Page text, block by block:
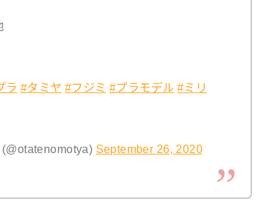
ラ #タミヤ #フジミ #プラモデル #ミリ
September 26, 2020